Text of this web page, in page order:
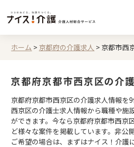
ホーム > 京都府の介護求人 > 京都市西
京都府京都市西京区の介
京都府京都市西京区の介護求人情報を
西京区の介護士求人情報から職種や施
ができます。今なら京都府京都市西京
ど様々な案件を掲載しています。非公
ご希望の場合は、まずはナイス！介護